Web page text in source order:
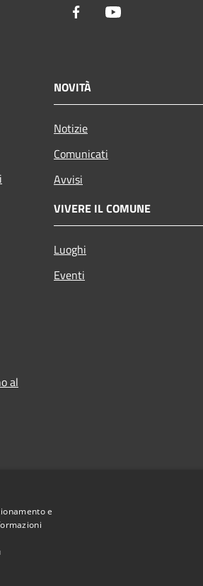
Facebook
NOVITÀ
Notizie
Comunicati
Avvisi
VIVERE IL COMUNE
Luoghi
Eventi
al
e